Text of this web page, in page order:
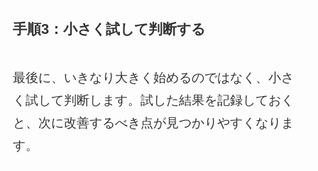
手順3：小さく試して判断する
最後に、いきなり大きく始めるのではなく、小さ
く試して判断します。試した結果を記録しておく
と、次に改善するべき点が見つかりやすくなりま
す。